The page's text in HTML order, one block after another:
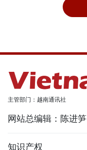
主管部门：越南通讯社
网站总编辑：陈进笋
知识产权